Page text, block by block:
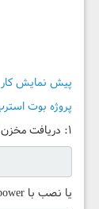
پیش نمایش کار
پروژه بوت
۱: دریافت مخزن از github
یا نصب با bower